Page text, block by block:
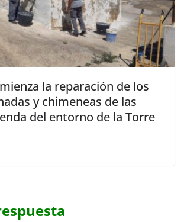
la reparación de los
y chimeneas de las
del entorno de la Torre